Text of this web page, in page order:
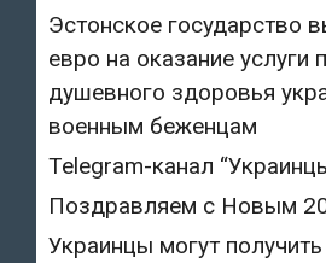
Эстонское государство
евро на оказание услуги
душевного здоровья
военным беженцам
Telegram-канал
Поздравляем с Новым
Украинцы могут